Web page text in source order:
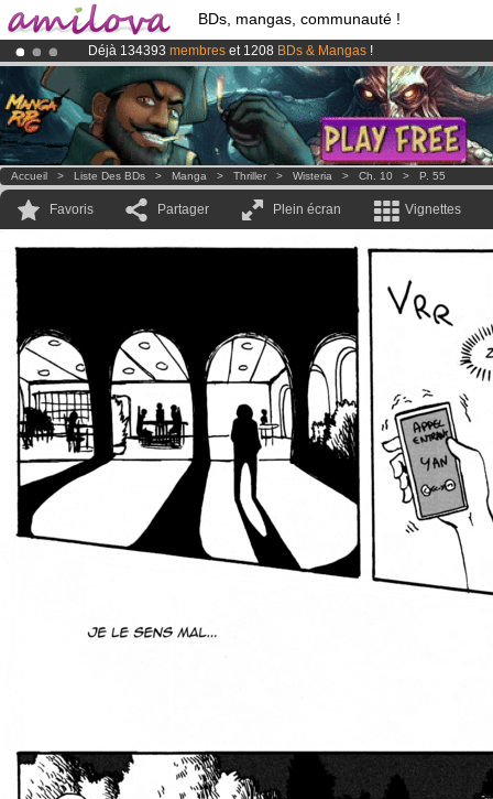
BDs, mangas, communauté !
Déjà 134393 membres et 1208 BDs & Mangas !
Abonnement premium: à partir de3.95 eurospar mois !Clique ici
LeKickstarter Amilova est désormais lancé
Accueil > Liste Des BDs > Manga > Thriller > Wisteria > Ch. 10 > P. 55
Favoris Partager Plein écran Vignettes